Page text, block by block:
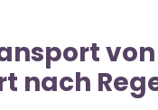
von
nach